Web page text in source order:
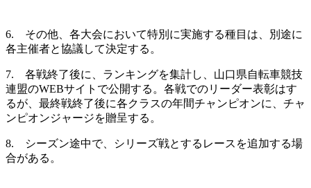
6. その他、各大会において特別に実施する種目は、別途に
各主催者と協議して決定する。
7. 各戦終了後に、ランキングを集計し、山口県自転車競技
連盟のWEBサイトで公開する。各戦でのリーダー表彰はす
るが、最終戦終了後に各クラスの年間チャンピオンに、チャ
ンピオンジャージを贈呈する。
8. シーズン途中で、シリーズ戦とするレースを追加する場
合がある。